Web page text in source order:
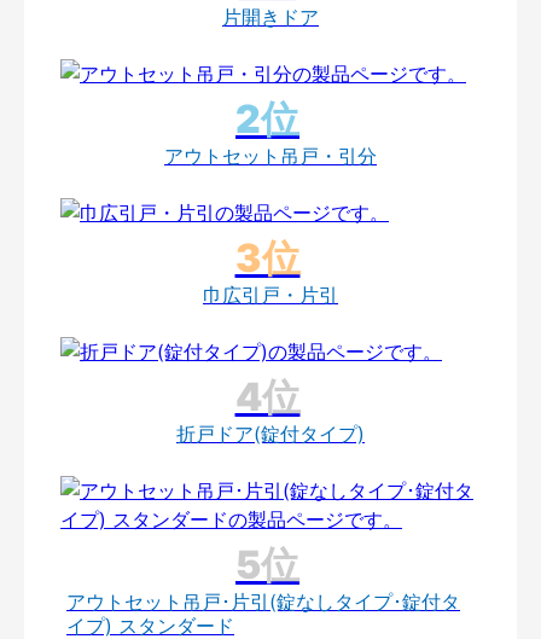
片開きドア
アウトセット吊戸・引分
巾広引戸・片引
折戸ドア(錠付タイプ)
アウトセット吊戸･片引(錠なしタイプ･錠付タ
イプ) スタンダード